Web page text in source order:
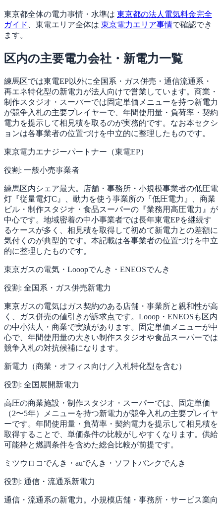
東京都全体の電力事情・水準は 東京都の法人電気料金完全
ガイド
、東電エリア全体は 東京電力エリア事情で確認でき
ます。
区内の主要電力会社・新電力一覧
練馬区では東電EP以外に全国系・ガス併売・通信流通系・
再エネ特化型の新電力が法人向けで営業しています。商業・
制作スタジオ・スーパーでは固定単価メニューを持つ新電力
が競争入札の主要プレイヤーで、年間使用量・負荷率・契約
電力を提示して相見積を取るのが実務的です。なお本セクシ
ョンは各事業者の位置づけを中立的に整理したものです。
東京電力エナジーパートナー（東電EP）
役割: 一般小売事業者
練馬区内シェア最大。店舗・事務所・小規模事業者の低圧電
灯『従量電灯C』、動力を使う事業所の『低圧電力』、商業
ビル・制作スタジオ・食品スーパーの『業務用高圧電力』が
中心です。地域密着の中小事業者では長年東電EPを継続す
るケースが多く、相見積を取得して初めて新電力との差額に
気付くのが典型的です。本記載は各事業者の位置づけを中立
的に整理したものです。
東京ガスの電気・Looopでんき・ENEOSでんき
役割: 全国系・ガス併売新電力
東京ガスの電気はガス契約のある店舗・事業所と親和性が高
く、ガス併売の値引きが訴求点です。Looop・ENEOSも区内
の中小法人・商業で実績があります。固定単価メニューが中
心で、年間使用量の大きい制作スタジオや食品スーパーでは
競争入札の対抗候補になります。
新電力（商業・オフィス向け／入札特化型を含む）
役割: 全国展開新電力
高圧の商業施設・制作スタジオ・スーパーでは、固定単価
（2〜5年）メニューを持つ新電力が競争入札の主要プレイヤ
ーです。年間使用量・負荷率・契約電力を提示して相見積を
取得することで、単価条件の比較がしやすくなります。供給
可能枠と燃調条件を含めた総合比較が前提です。
ミツウロコでんき・auでんき・ソフトバンクでんき
役割: 通信・流通系新電力
通信・流通系の新電力。小規模店舗・事務所・サービス業向